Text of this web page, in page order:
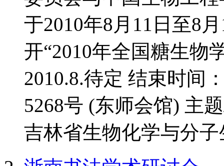
于2010年8月11日至8
开“2010年全国糖生物
2010.8.待定 结束时间
5268号 (东师会馆) 主
吉林省生物化学与分